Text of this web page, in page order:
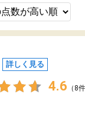
詳しく見る
4.6 （8件